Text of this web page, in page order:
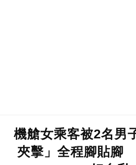
機艙女乘客被2名男
夾擊」全程腳貼腳